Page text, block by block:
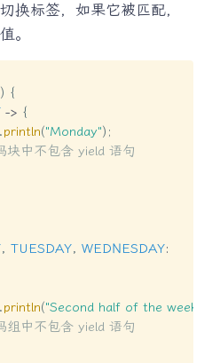
换标签，如果它被匹配，
。
) {
-> {
.println("Monday") ;
块中不包含 yield 语句
, TUESDAY, WEDNESDAY:
.println("Second half of the week"
组中不包含 yield 语句